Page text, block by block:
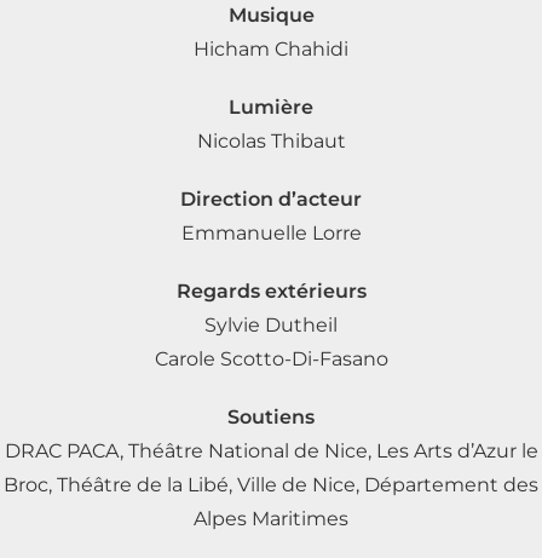
Musique
Hicham Chahidi
Lumière
Nicolas Thibaut
Direction d’acteur
Emmanuelle Lorre
Regards extérieurs
Sylvie Dutheil
Carole Scotto-Di-Fasano
Soutiens
DRAC PACA, Théâtre National de Nice, Les Arts d’Azur le
Broc, Théâtre de la Libé, Ville de Nice, Département des
Alpes Maritimes